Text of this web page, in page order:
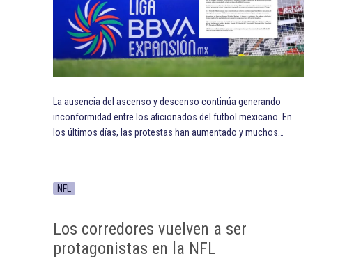
La ausencia del ascenso y descenso continúa generando
inconformidad entre los aficionados del futbol mexicano. En
los últimos días, las protestas han aumentado y muchos…
NFL
Los corredores vuelven a ser
protagonistas en la NFL